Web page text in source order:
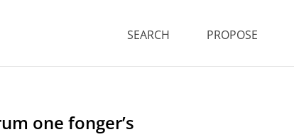
SEARCH PROPOSE
one fonger’s